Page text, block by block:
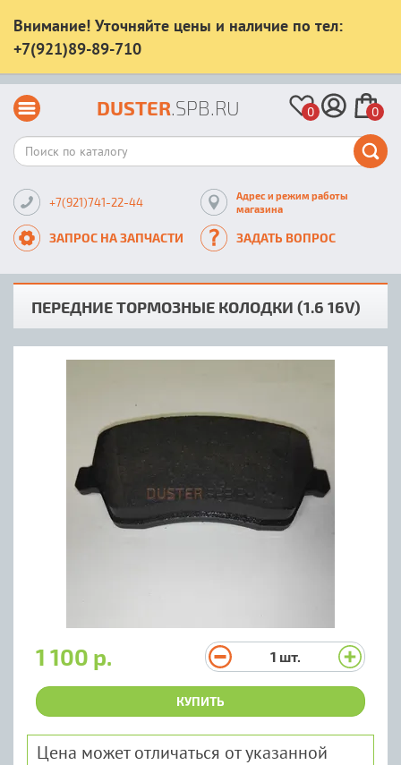
Внимание! Уточняйте цены и наличие по тел:
+7(921)89-89-710
DUSTER.SPB.RU 0 0
+7(921)741-22-44
Адрес и режим работы
магазина
ЗАПРОС НА ЗАПЧАСТИ ЗАДАТЬ ВОПРОС
ПЕРЕДНИЕ ТОРМОЗНЫЕ КОЛОДКИ (1.6 16V)
1 100 р. 1 шт.
КУПИТЬ
Цена может отличаться от указанной